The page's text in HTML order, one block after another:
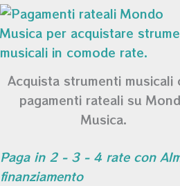
Acquista strumenti musicali
pagamenti rateali su
Musica.
Paga in 2 - 3 - 4 rate con
finanziamento